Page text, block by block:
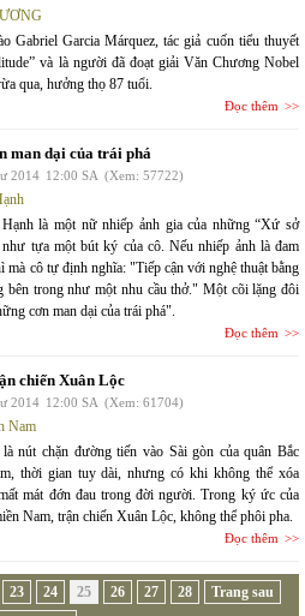
Gabriel Garcia Márquez, tác giả cuốn tiểu thuyết
và là người đã đoạt giải Văn Chương Nobel
qua, hưởng thọ 87 tuổi.
Đọc thêm
man dại của trái phá
2014 12:00 SA (Xem: 57722)
là một nữ nhiếp ảnh gia của những “Xứ sở
tựa một bút ký của cô. Nếu nhiếp ảnh là đam
mà cô tự định nghĩa: "Tiếp cận với nghệ thuật bằng
bên trong như một nhu cầu thở." Một cõi lặng đôi
cơn man dại của trái phá".
Đọc thêm
chiến Xuân Lộc
2014 12:00 SA (Xem: 61704)
Nam
nút chặn đường tiến vào Sài gòn của quân Bắc
thời gian tuy dài, nhưng có khi không thể xóa
mát đớn đau trong đời người. Trong ký ức của
Nam, trận chiến Xuân Lộc, không thể phôi pha.
Đọc thêm
23 24 25 26 27 28
Trang sau